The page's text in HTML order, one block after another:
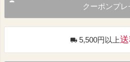
クーポンプレ
5,500円以上